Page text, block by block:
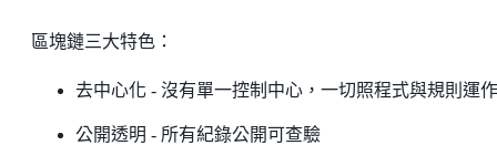
區塊鏈三大特色：
去中心化 - 沒有單一控制中心，一切照程式與規則運作
公開透明 - 所有紀錄公開可查驗